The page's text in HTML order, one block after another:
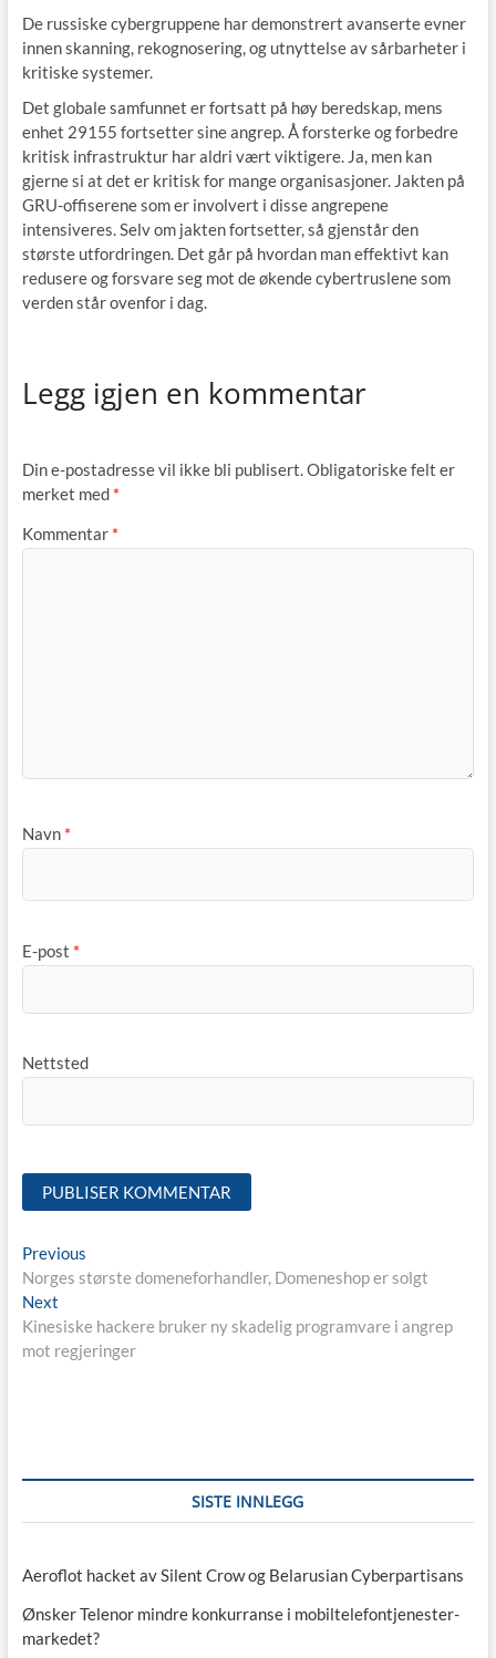
De russiske cybergruppene har demonstrert avanserte evner
innen skanning, rekognosering, og utnyttelse av sårbarheter i
kritiske systemer.
Det globale samfunnet er fortsatt på høy beredskap, mens
enhet 29155 fortsetter sine angrep. Å forsterke og forbedre
kritisk infrastruktur har aldri vært viktigere. Ja, men kan
gjerne si at det er kritisk for mange organisasjoner. Jakten på
GRU-offiserene som er involvert i disse angrepene
intensiveres. Selv om jakten fortsetter, så gjenstår den
største utfordringen. Det går på hvordan man effektivt kan
redusere og forsvare seg mot de økende cybertruslene som
verden står ovenfor i dag.
Legg igjen en kommentar
Din e-postadresse vil ikke bli publisert.Obligatoriske felt er
merket med *
Kommentar *
Navn *
E-post *
Nettsted
Innleggsnavigasjon
PreviousPrevious
post:
Norges største domeneforhandler, Domeneshop er solgt
NextNext
post:
Kinesiske hackere bruker ny skadelig programvare i angrep
mot regjeringer
SISTE INNLEGG
Aeroflot hacket av Silent Crow og Belarusian Cyberpartisans
Ønsker Telenor mindre konkurranse i mobiltelefontjenester-
markedet?